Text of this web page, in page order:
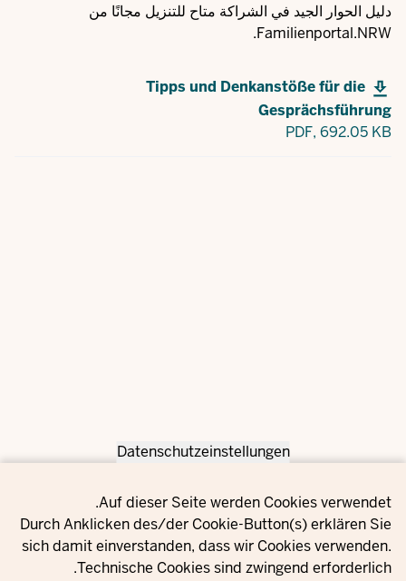
Privacy settings
Datenschutzeinstellungen
Auf dieser Seite werden Cookies verwendet.
Durch Anklicken des/der Cookie-Button(s) erklären Sie
sich damit einverstanden, dass wir Cookies verwenden.
Technische Cookies sind zwingend erforderlich.
دليل الحوار الجيد في الشراكة متاح للتنزيل مجانًا من
Familienportal.NRW.
Tipps und Denkanstöße für die
Gesprächsführung
PDF, 692.05 KB